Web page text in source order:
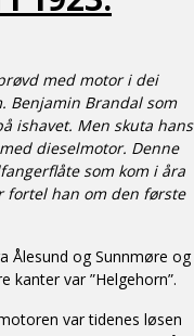
med motor i dei
Benjamin Brandal som
ishavet. Men skuta hans
dieselmotor. Denne
som kom i åra
fortel han om den første
Ålesund og Sunnmøre og
var ”Helgehorn”.
var tidenes løsen